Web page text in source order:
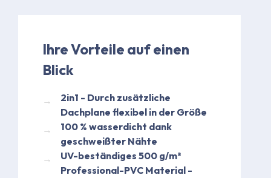
Ihre Vorteile auf einen
Blick
2in1 - Durch zusätzliche
Dachplane flexibel in der Größe
​100 % wasserdicht dank
geschweißter Nähte​
UV-beständiges 500 g/m²
Professional-PVC Material -